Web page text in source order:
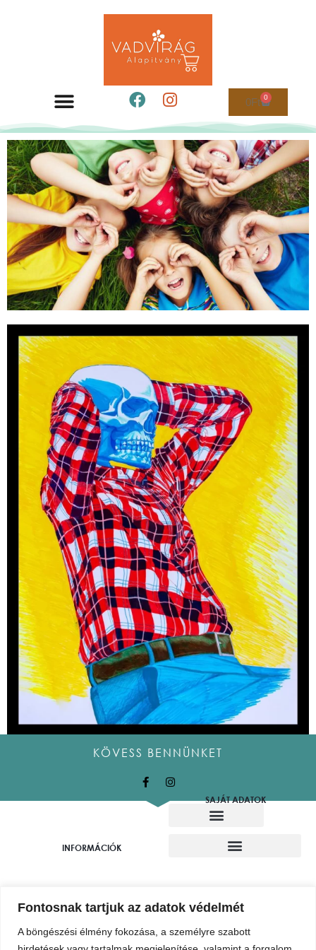
Fontosnak tartjuk az adatok védelmét
A böngészési élmény fokozása, a személyre szabott
0Ft 0
KÖVESS BENNÜNKET
INFORMÁCIÓK
SAJÁT ADATOK
7400, Kaposvár, Fő utca 57.
+36 20 278 6610